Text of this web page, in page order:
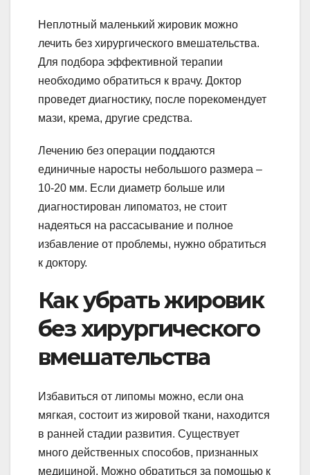
Неплотный маленький жировик можно
лечить без хирургического вмешательства.
Для подбора эффективной терапии
необходимо обратиться к врачу. Доктор
проведет диагностику, после порекомендует
мази, крема, другие средства.
Лечению без операции поддаются
единичные наросты небольшого размера –
10-20 мм. Если диаметр больше или
диагностирован липоматоз, не стоит
надеяться на рассасывание и полное
избавление от проблемы, нужно обратиться
к доктору.
Как убрать жировик
без хирургического
вмешательства
Избавиться от липомы можно, если она
мягкая, состоит из жировой ткани, находится
в ранней стадии развития. Существует
много действенных способов, признанных
медициной. Можно обратиться за помощью к